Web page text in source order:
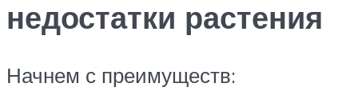
недостатки растения
Начнем с преимуществ: